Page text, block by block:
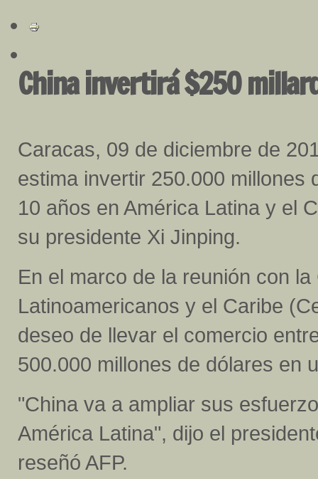
China invertirá $250
Caracas, 09 de diciembre de
estima invertir 250.000 millones
10 años en América Latina y el
su presidente Xi Jinping.
En el marco de la reunión con
Latinoamericanos y el Caribe
deseo de llevar el comercio
500.000 millones de dólares en
"China va a ampliar sus
América Latina", dijo el
reseñó AFP.